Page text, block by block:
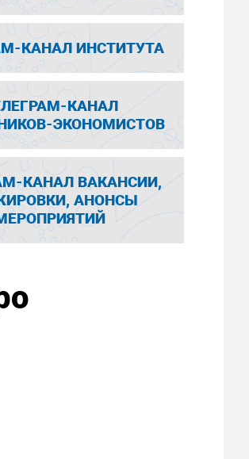
КАНАЛ ИНСТИТУТА
КАНАЛ
ЭКОНОМИСТОВ
КАНАЛ ВАКАНСИИ,
АНОНСЫ